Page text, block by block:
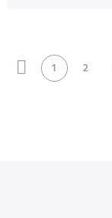
1 2